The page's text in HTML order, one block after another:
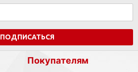
ПОДПИСАТЬСЯ
Покупателям